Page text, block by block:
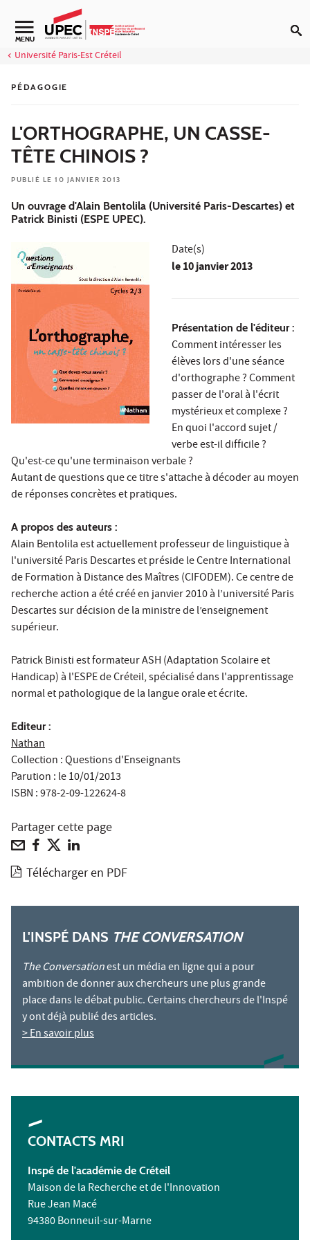
Aller au contenu
Navigation secondaire
MENU
Université Paris-Est Créteil
PÉDAGOGIE
L'ORTHOGRAPHE, UN CASSE-
TÊTE CHINOIS ?
PUBLIÉ LE 10 JANVIER 2013
Un ouvrage d'Alain Bentolila (Université Paris-Descartes) et
Patrick Binisti (ESPE UPEC).
Date(s)
le10 janvier 2013
Présentation de l'éditeur :
Comment intéresser les
élèves lors d'une séance
d'orthographe ? Comment
passer de l'oral à l'écrit
mystérieux et complexe ?
En quoi l'accord sujet /
verbe est-il difficile ?
Qu'est-ce qu'une terminaison verbale ?
Autant de questions que ce titre s'attache à décoder au moyen
de réponses concrètes et pratiques.
A propos des auteurs :
Alain Bentolila est actuellement professeur de linguistique à
l'université Paris Descarteset préside le Centre International
de Formation à Distance des Maîtres (CIFODEM). Ce centre de
recherche action a été créé en janvier 2010 à l’université Paris
Descartes sur décision de la ministre de l’enseignement
supérieur.
Patrick Binisti est formateur ASH (Adaptation Scolaire et
Handicap) à l'ESPE de Créteil, spécialisé dans l'apprentissage
normal et pathologique de la langue orale et écrite.
Editeur :
Nathan
Collection : Questions d'Enseignants
Parution : le 10/01/2013
ISBN : 978-2-09-122624-8
Partager cette page
Télécharger en PDF
L'INSPÉ DANS THE CONVERSATION
The Conversationest un média en ligne qui a pour
ambition de donner aux chercheurs une plus grande
place dans le débat public. Certains chercheurs de l'Inspé
y ont déjà publié des articles.
> En savoir plus
CONTACTS MRI
Inspé de l'académie de Créteil
Maison de la Recherche et de l'Innovation
Rue Jean Macé
94380 Bonneuil-sur-Marne